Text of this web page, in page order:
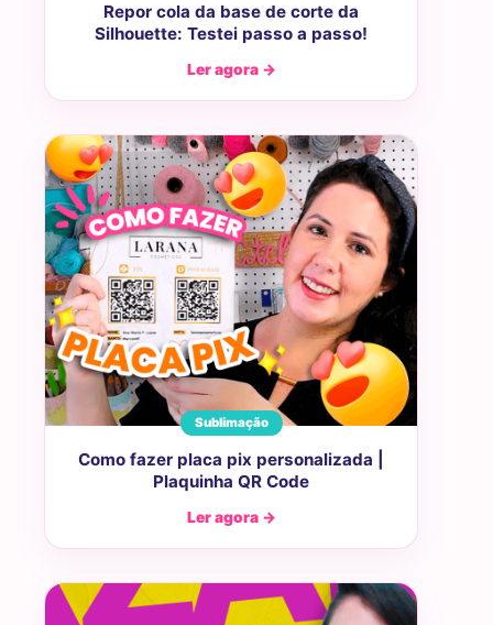
Repor cola da base de corte da
Silhouette: Testei passo a passo!
Ler agora →
Sublimação
Como fazer placa pix personalizada |
Plaquinha QR Code
Ler agora →